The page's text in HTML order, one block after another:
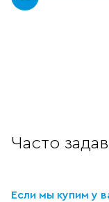
Часто
Если мы купим у